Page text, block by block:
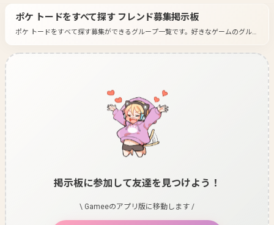
ポケ トードをすべて探すフレンド募集掲示板
ポケ トードをすべて探す募集ができるグループ一覧です。 好きなゲームのグルー
掲示板に参加して友達を見つけよう！
\ Gameeのアプリ版に移動します /